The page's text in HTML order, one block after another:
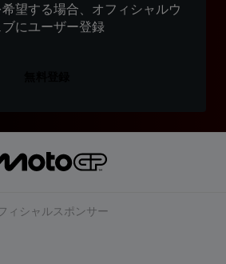
望する場合、オフィシャルウ
ブにユーザー登録
ィシャルスポンサー